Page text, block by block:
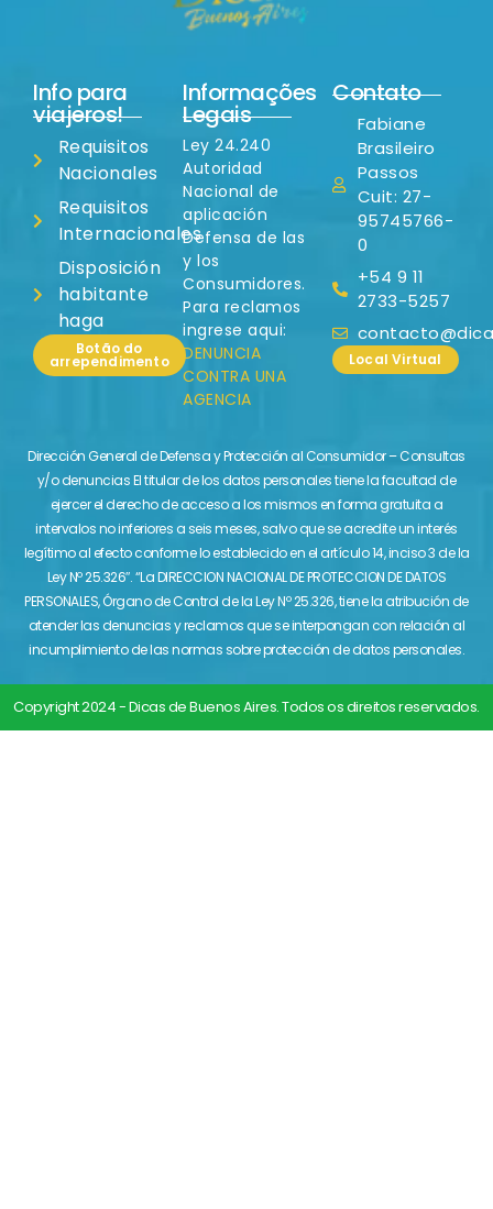
Info para
viajeros!
Requisitos
Nacionales
Requisitos
Internacionales
Disposición
habitante
haga
Botão do
arrependimento
Informações
Legais
Ley 24.240
Autoridad
Nacional de
aplicación
Defensa de las
y los
Consumidores.
Para reclamos
ingrese aqui:
DENUNCIA
CONTRA UNA
AGENCIA
Contato
Fabiane
Brasileiro
Passos
Cuit: 27-
95745766-
0
+54 9 11
2733-5257
Local Virtual
Dirección General de Defensa y Protección al Consumidor – Consultas
y/o denuncias El titular de los datos personales tiene la facultad de
ejercer el derecho de acceso a los mismos en forma gratuita a
intervalos no inferiores a seis meses, salvo que se acredite un interés
legítimo al efecto conforme lo establecido en el artículo 14, inciso 3 de la
Ley Nº 25.326″. “La DIRECCION NACIONAL DE PROTECCION DE DATOS
PERSONALES, Órgano de Control de la Ley Nº 25.326, tiene la atribución de
atender las denuncias y reclamos que se interpongan con relación al
incumplimiento de las normas sobre protección de datos personales.
Copyright 2024 - Dicas de Buenos Aires. Todos os direitos reservados.